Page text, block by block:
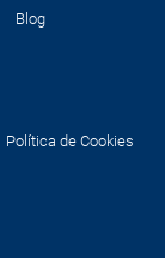
Blog
Política de Cookies